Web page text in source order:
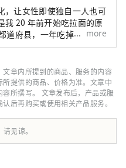
，让女性即使独自一人也可
20 年前开始吃拉面的原
道府县，一年吃掉600多碗
面有很多男性拉面狂人，但
主持出租受欢迎的拉面店的
2015年在横滨红砖仓库举
孩博览会”。该活动吸引了
商店，此后在大阪、名古
冈举办，总共吸引了约75
成立Ramen Switch株式
more
章内所提到的商品、服务的内容
提供的商品、价格为准。文章中
所撰写。 文章发布后，产品或服
后再购买或使用相关产品服务。
见谅。